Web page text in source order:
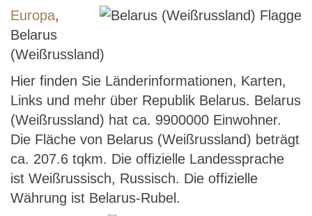
Europa,
Belarus
(Weißrussland)
Hier finden Sie Länderinformationen, Karten,
Links und mehr über Republik Belarus. Belarus
(Weißrussland) hat ca. 9900000 Einwohner.
Die Fläche von Belarus (Weißrussland) beträgt
ca. 207.6 tqkm. Die offizielle Landessprache
ist Weißrussisch, Russisch. Die offizielle
Währung ist Belarus-Rubel.